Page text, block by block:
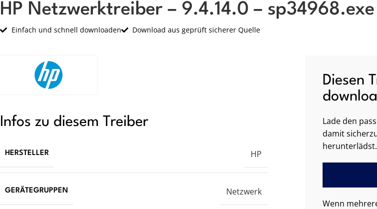
HP Netzwerktreiber – 9.4.14.0 – sp34968.exe
Einfach und schnell downloaden Download aus geprüft sicherer Quelle
Infos zu diesem Treiber
HERSTELLER HP
GERÄTEGRUPPEN Netzwerk
Diesen
Lade den
damit
herunterlädst.
Wenn